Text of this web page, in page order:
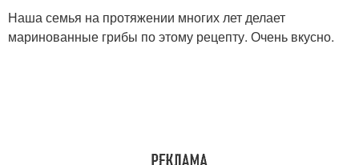
Наша семья на протяжении многих лет делает
маринованные грибы по этому рецепту. Очень вкусно.